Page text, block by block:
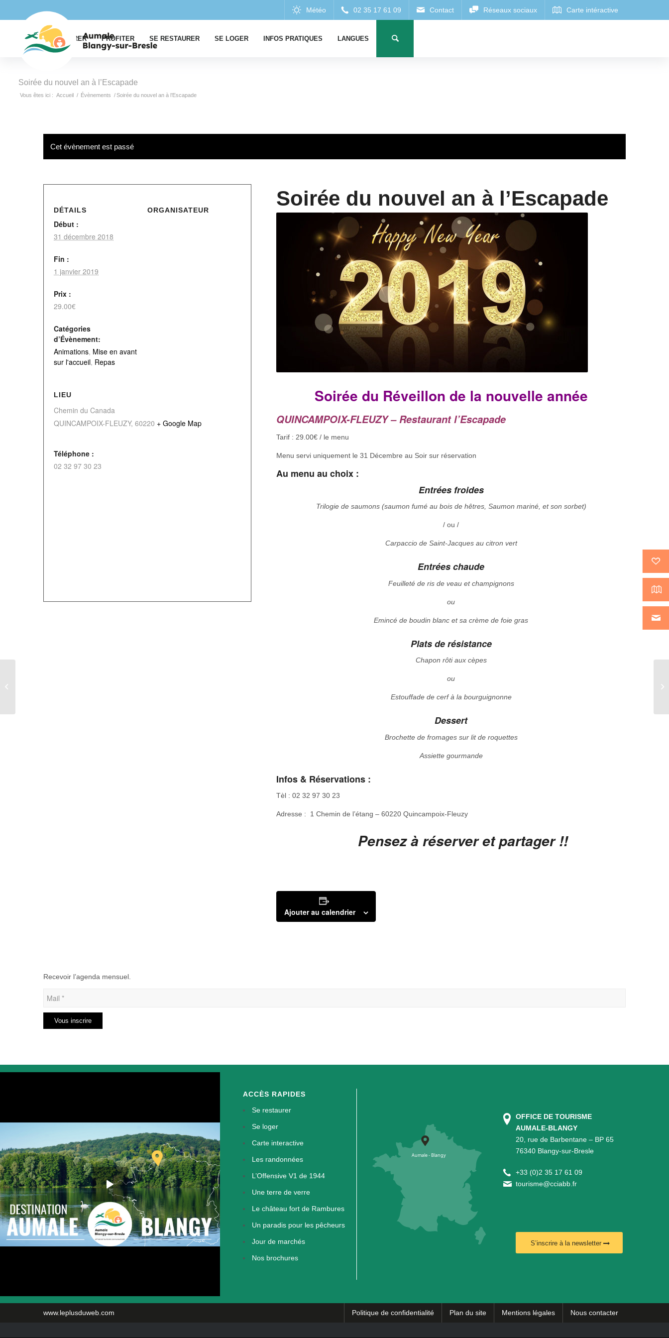
EXPLORER PROFITER SE RESTAURER SE LOGER INFOS PRATIQUES LANGUES
Soirée du nouvel an à l’Escapade
Vous êtes ici : Accueil / Évènements /Soirée du nouvel an à l’Escapade
Cet évènement est passé
Soirée du nouvel an à l’Escapade
Soirée du Réveillon de la nouvelle année
QUINCAMPOIX-FLEUZY – Restaurant l’Escapade
Tarif : 29.00€ / le menu
Menu servi uniquement le 31 Décembre au Soir sur réservation
Au menu au choix :
Entrées froides
Trilogie de saumons (saumon fumé au bois de hêtres, Saumon mariné, et son sorbet)
/ ou /
Carpaccio de Saint-Jacques au citron vert
Entrées chaude
Feuilleté de ris de veau et champignons
ou
Emincé de boudin blanc et sa crème de foie gras
Plats de résistance
Chapon rôti aux cèpes
ou
Estouffade de cerf à la bourguignonne
Dessert
Brochette de fromages sur lit de roquettes
Assiette gourmande
Infos & Réservations :
Tèl : 02 32 97 30 23
Adresse : 1 Chemin de l’étang – 60220 Quincampoix-Fleuzy
Pensez à réserver et partager !!
Ajouter au calendrier
DÉTAILS
Début :
31 décembre 2018
Fin :
1 janvier 2019
Prix :
29.00€
Catégories
d’Évènement:
Animations, Mise en avant
sur l'accueil, Repas
ORGANISATEUR
LIEU
Chemin du Canada
QUINCAMPOIX-FLEUZY, 60220 + Google Map
Téléphone :
02 32 97 30 23
Recevoir l’agenda mensuel.
ACCÈS RAPIDES
Se restaurer
Se loger
Carte interactive
Les randonnées
L’Offensive V1 de 1944
Une terre de verre
Le château fort de Rambures
Un paradis pour les pêcheurs
Jour de marchés
Nos brochures
OFFICE DE TOURISME
AUMALE-BLANGY
20, rue de Barbentane – BP 65
76340 Blangy-sur-Bresle
+33 (0)2 35 17 61 09
tourisme@cciabb.fr
S’inscrire à la newsletter
www.leplusduweb.com Politique de confidentialité Plan du site Mentions légales Nous contacter